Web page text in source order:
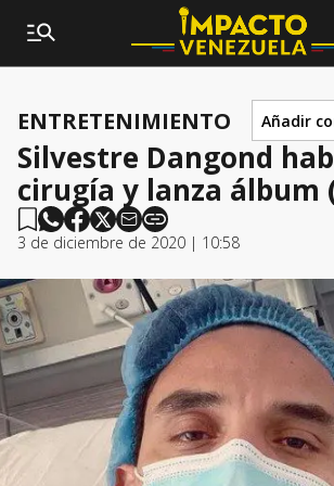
ENTRETENIMIENTO Añadir
Silvestre Dangond
cirugía y lanza álbum
3 de diciembre de 2020 | 10:58